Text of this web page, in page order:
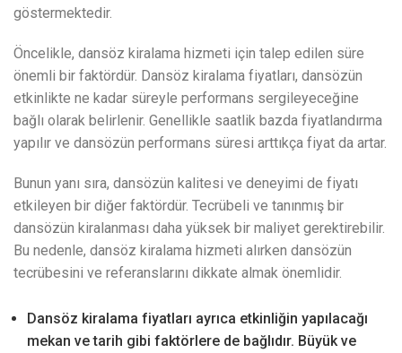
göstermektedir.
Öncelikle, dansöz kiralama hizmeti için talep edilen süre
önemli bir faktördür. Dansöz kiralama fiyatları, dansözün
etkinlikte ne kadar süreyle performans sergileyeceğine
bağlı olarak belirlenir. Genellikle saatlik bazda fiyatlandırma
yapılır ve dansözün performans süresi arttıkça fiyat da artar.
Bunun yanı sıra, dansözün kalitesi ve deneyimi de fiyatı
etkileyen bir diğer faktördür. Tecrübeli ve tanınmış bir
dansözün kiralanması daha yüksek bir maliyet gerektirebilir.
Bu nedenle, dansöz kiralama hizmeti alırken dansözün
tecrübesini ve referanslarını dikkate almak önemlidir.
Dansöz kiralama fiyatları ayrıca etkinliğin yapılacağı
mekan ve tarih gibi faktörlere de bağlıdır. Büyük ve